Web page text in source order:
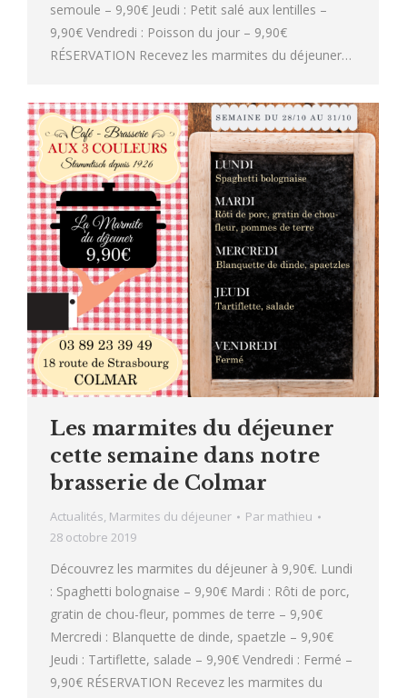
semoule – 9,90€ Jeudi : Petit salé aux lentilles –
9,90€ Vendredi : Poisson du jour – 9,90€
RÉSERVATION Recevez les marmites du déjeuner…
Les marmites du déjeuner
cette semaine dans notre
brasserie de Colmar
Actualités, Marmites du déjeuner Par mathieu
28 octobre 2019
Découvrez les marmites du déjeuner à 9,90€. Lundi
: Spaghetti bolognaise – 9,90€ Mardi : Rôti de porc,
gratin de chou-fleur, pommes de terre – 9,90€
Mercredi : Blanquette de dinde, spaetzle – 9,90€
Jeudi : Tartiflette, salade – 9,90€ Vendredi : Fermé –
9,90€ RÉSERVATION Recevez les marmites du